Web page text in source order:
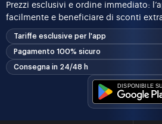
Prezzi esclusivi e ordine immediato:
facilmente e beneficiare di sconti
Tariffe esclusive per l'app
Pagamento 100% sicuro
Consegna in 24/48 h